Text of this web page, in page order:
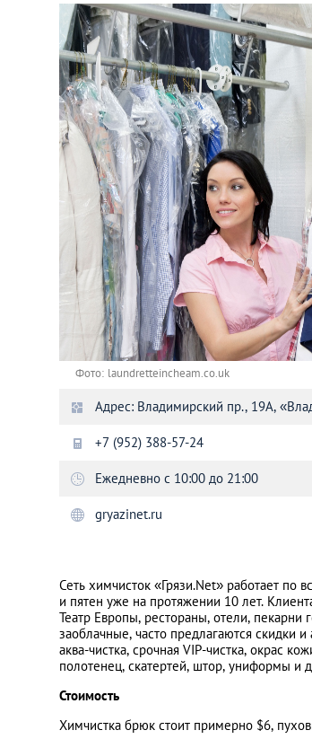
Алматы
Астана
Афины
Киев
Лондон
Лос-Анджелес
Москва
Париж
Пхукет
Санкт-Петербург
Фото: laundretteincheam.co.uk
Адрес: Владимирский пр., 19А,
+7 (952) 388-57-24
Ежедневно с 10:00 до 21:00
gryazinet.ru
Сеть химчисток «Грязи.Net» работает по
и пятен уже на протяжении 10 лет.
Театр Европы, рестораны, отели,
заоблачные, часто предлагаются скидки
аква-чистка, срочная VIP-чистка, окрас
полотенец, скатертей, штор, униформы и
Стоимость
Химчистка брюк стоит примерно $6,